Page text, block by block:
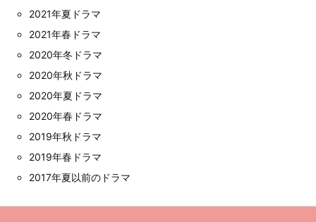
2021年夏ドラマ
2021年春ドラマ
2020年冬ドラマ
2020年秋ドラマ
2020年夏ドラマ
2020年春ドラマ
2019年秋ドラマ
2019年春ドラマ
2017年夏以前のドラマ